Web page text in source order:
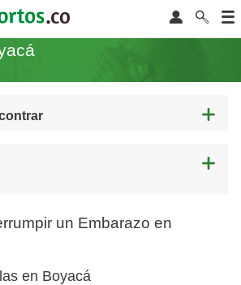
un Embarazo en
en Boyacá